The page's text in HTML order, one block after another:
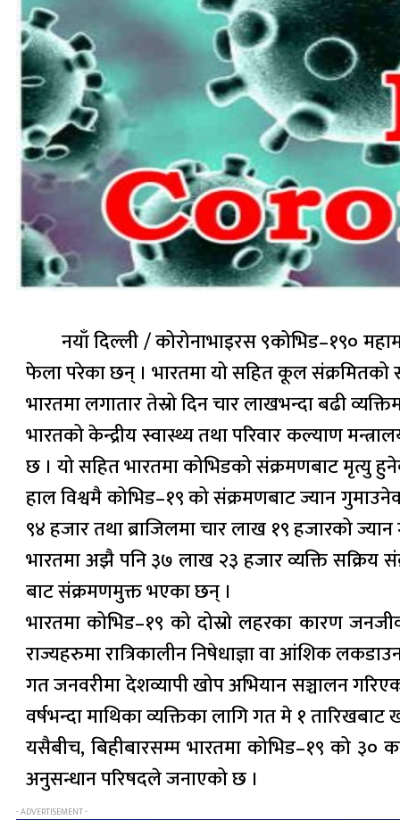
नयाँ दिल्ली / कोरोनाभाइरस ९कोभिड–१९०
फेला परेका छन् । भारतमा यो सहित कूल
भारतमा लगातार तेस्रो दिन चार लाखभन्दा बढी
भारतको केन्द्रीय स्वास्थ्य तथा परिवार कल्याण
छ । यो सहित भारतमा कोभिडको संक्रमणबाट मृत्यु
हाल विश्वमै कोभिड–१९ को संक्रमणबाट ज्यान
९४ हजार तथा ब्राजिलमा चार लाख १९ हजारको
भारतमा अझै पनि ३७ लाख २३ हजार व्यक्ति सक्रिय
बाट संक्रमणमुक्त भएका छन् ।
भारतमा कोभिड–१९ को दोस्रो लहरका कारण
राज्यहरुमा रात्रिकालीन निषेधाज्ञा वा आंशिक
गत जनवरीमा देशव्यापी खोप अभियान सञ्चालन
वर्षभन्दा माथिका व्यक्तिका लागि गत मे १
यसैबीच, बिहीबारसम्म भारतमा कोभिड–१९ को ३०
अनुसन्धान परिषदले जनाएको छ ।
- ADVERTISEMENT -